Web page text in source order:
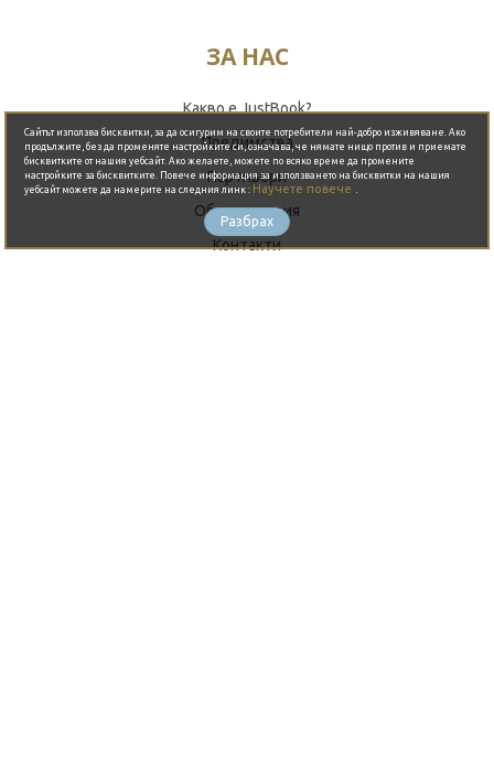
ЗА НАС
Какво е JustBook?
Предимства
Партньори
Общи условия
Контакти
Сайтът използва бисквитки, за да осигурим на своите потребители най-добро изживяване. Ако
продължите, без да променяте настройките си, означава, че нямате нищо против и приемате
бисквитките от нашия уебсайт. Ако желаете, можете по всяко време да промените
настройките за бисквитките. Повече информация за използването на бисквитки на нашия
уебсайт можете да намерите на следния линк : Научете повече
Разбрах